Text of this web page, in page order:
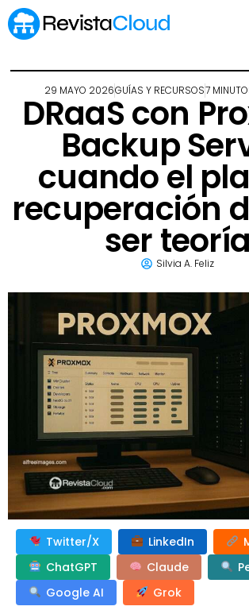
29 MAYO 2026GUÍAS Y RECURSOS7
DRaaS con
Backup
cuando el
recuperación
ser teoría
Silvia A. Feliz
Twitter/X LinkedIn
ChatGPT
Claude
Google AI
Grok